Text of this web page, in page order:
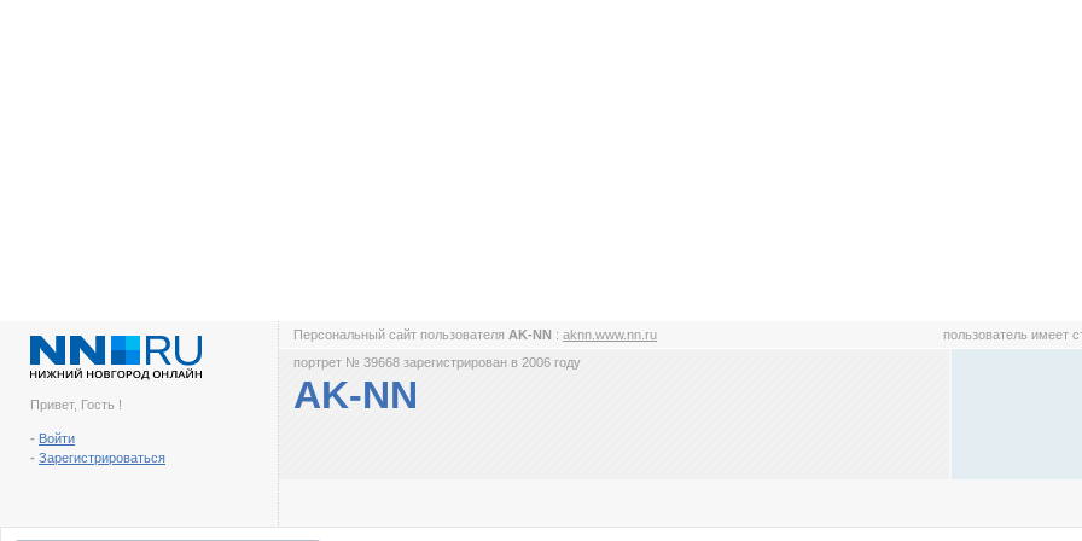
Привет, Гость !
- Войти
- Зарегистрироваться
Персональный сайт пользователя AK-NN : aknn.www.nn.ru пользователь имеет
портрет № 39668 зарегистрирован в 2006 году
AK-NN